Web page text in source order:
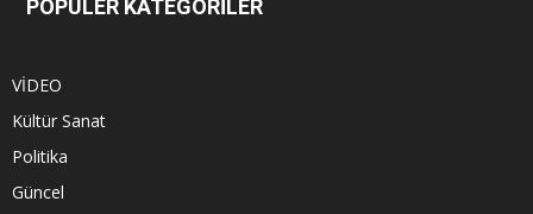
POPÜLER KATEGORİLER
VİDEO
Kültür Sanat
Politika
Güncel